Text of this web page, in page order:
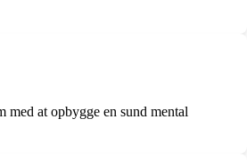
at opbygge en sund mental